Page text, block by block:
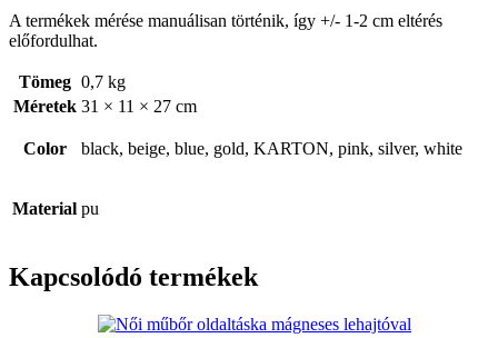
A termékek mérése manuálisan történik, így +/- 1-2 cm eltérés
előfordulhat.
Tömeg 0,7 kg
Méretek 31 × 11 × 27 cm
Color black, beige, blue, gold, KARTON, pink, silver, white
Material pu
Kapcsolódó termékek